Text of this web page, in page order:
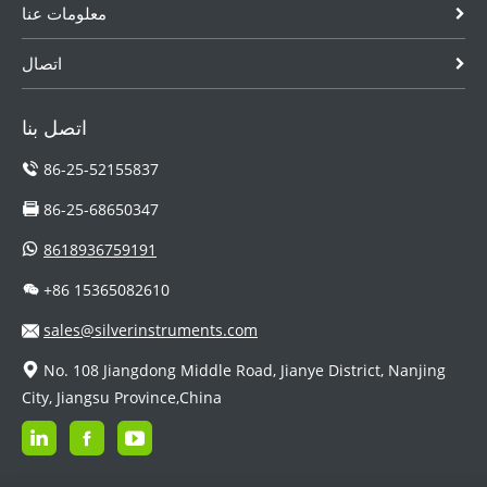
معلومات عنا
اتصال
اتصل بنا
86-25-52155837
86-25-68650347
8618936759191
+86 15365082610
sales@silverinstruments.com
No. 108 Jiangdong Middle Road, Jianye District, Nanjing
City, Jiangsu Province,China